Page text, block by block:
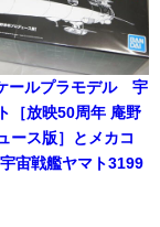
ールプラモデル 宇
［放映50周年 庵野
ース版］とメカコ
宙戦艦ヤマト3199